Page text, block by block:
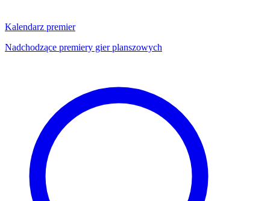
Kalendarz premier
Nadchodzące premiery gier planszowych